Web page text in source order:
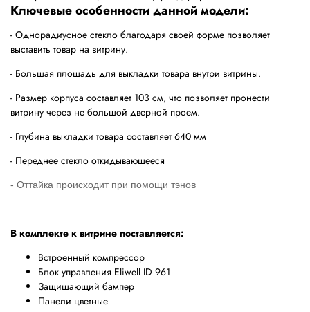
Ключевые особенности данной модели:
- Однорадиусное стекло благодаря своей форме позволяет
выставить товар на витрину.
- Большая площадь для выкладки товара внутри витрины.
- Размер корпуса составляет 103 см, что позволяет пронести
витрину через не большой дверной проем.
- Глубина выкладки товара составляет 640 мм
- Переднее стекло откидывающееся
- Оттайка происходит при помощи тэнов
В комплекте к витрине поставляется:
Встроенный компрессор
Блок управления Eliwell ID 961
Защищающий бампер
Панели цветные